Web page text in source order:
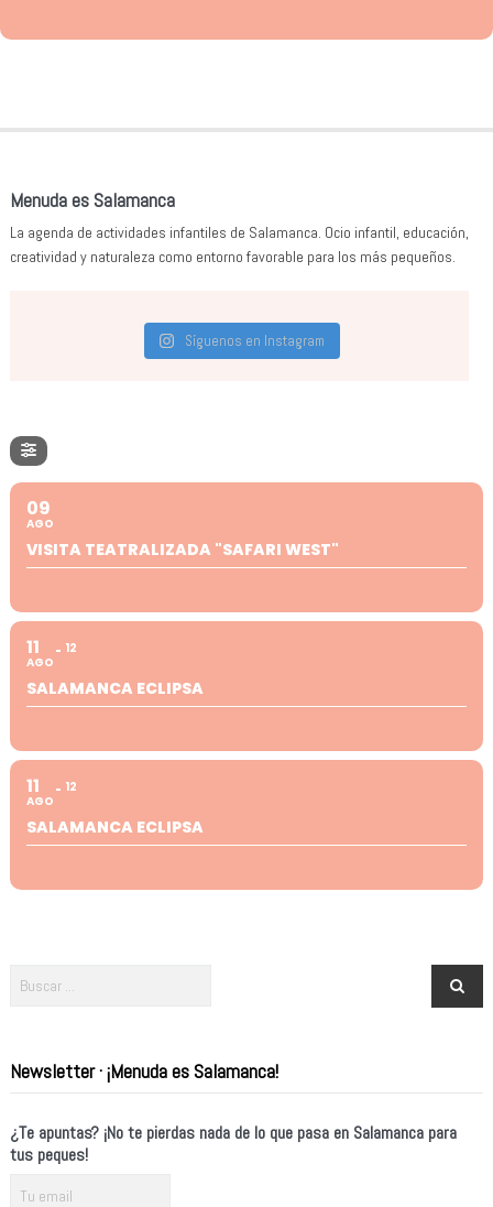
Menuda es Salamanca
La agenda de actividades infantiles de Salamanca. Ocio infantil, educación,
creatividad y naturaleza como entorno favorable para los más pequeños.
Síguenos en Instagram
09
AGO
VISITA TEATRALIZADA "SAFARI WEST"
11
AGO
12
SALAMANCA ECLIPSA
11
AGO
12
SALAMANCA ECLIPSA
Newsletter · ¡Menuda es Salamanca!
¿Te apuntas? ¡No te pierdas nada de lo que pasa en Salamanca para
tus peques!